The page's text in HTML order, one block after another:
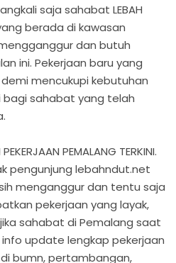
saja sahabat LEBAH
berada di kawasan
dan butuh
ini. Pekerjaan baru yang
mencukupi kebutuhan
bagi sahabat yang telah
PEMALANG TERKINI.
pengunjung lebahndut.net
menganggur dan tentu saja
pekerjaan yang layak,
sahabat di Pemalang saat
update lengkap pekerjaan
bumn, pertambangan,